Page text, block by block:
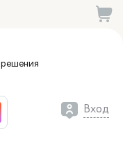
решения
Вход